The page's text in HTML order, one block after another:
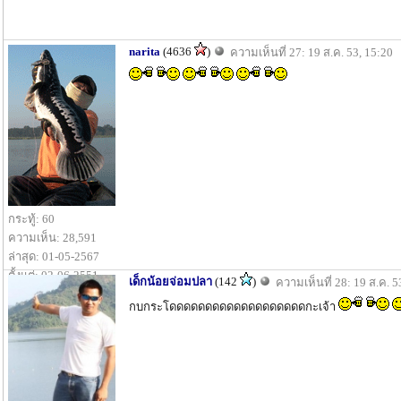
กระทู้: 60
ความเห็น: 28,591
ล่าสุด: 01-05-2567
ตั้งแต่: 02-06-2551
narita (4636 ) ความเห็นที่ 27: 19 ส.ค. 53, 15:20
เด็กน้อยจ่อมปลา (142 )
ความเห็นที่ 28: 19 ส.ค.
กบกระโดดดดดดดดดดดดดดดดดดดกะเจ้า